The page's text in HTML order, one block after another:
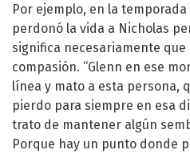
Por ejemplo, en la
perdonó la vida a Nicholas
significa necesariamente
compasión. “Glenn en ese
línea y mato a esta persona,
pierdo para siempre en esa
trato de mantener algún
Porque hay un punto donde